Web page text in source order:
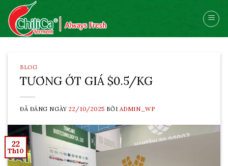
Skip
content
BLOG
TƯƠNG ỚT GIÁ $0.5/KG
ĐÃ ĐĂNG NGÀY22/10/2025 BỞI ADMIN_WP
22
Th10